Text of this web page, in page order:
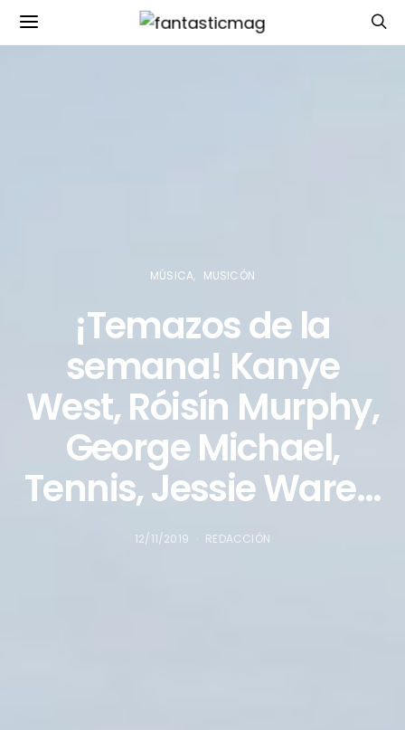
MÚSICA MUSICÓN
¡Temazos de la
semana! Kanye
West, Róisín Murphy,
George Michael,
Tennis, Jessie Ware…
12/11/2019 REDACCIÓN